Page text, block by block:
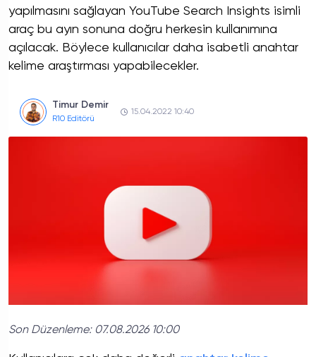
yapılmasını sağlayan YouTube Search Insights isimli
araç bu ayın sonuna doğru herkesin kullanımına
açılacak. Böylece kullanıcılar daha isabetli anahtar
kelime araştırması yapabilecekler.
Timur Demir
R10 Editörü
15.04.2022 10:40
Son Düzenleme: 07.08.2026 10:00